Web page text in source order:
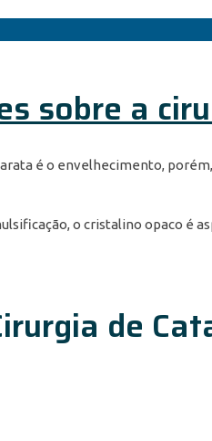
sobre a
é o envelhecimento,
o cristalino opaco é
de